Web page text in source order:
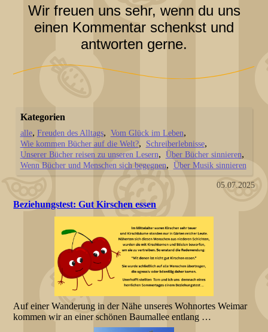
Wir freuen uns sehr, wenn du uns
einen Kommentar schenkst und
antworten gerne.
Kategorien
alle Freuden des Alltags
Vom Glück im Leben
Wie kommen Bücher auf die Welt?
Schreiberlebnisse
Unserer Bücher reisen zu unseren Lesern
Über Bücher sinnieren
Wenn Bücher und Menschen sich begegnen
Über Musik sinnieren
05.07.2025
Beziehungstest: Gut Kirschen essen
Auf einer Wanderung in der Nähe unseres Wohnortes Weimar
kommen wir an einer schönen Baumallee entlang …